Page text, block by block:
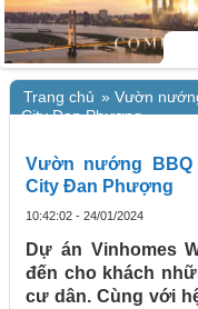
Trang chủ » Vườn
City Đan Phượng
Vườn nướng BBQ
City Đan Phượng
10:42:02 - 24/01/2024
Dự án Vinhomes
đến cho khách
cư dân. Cùng với